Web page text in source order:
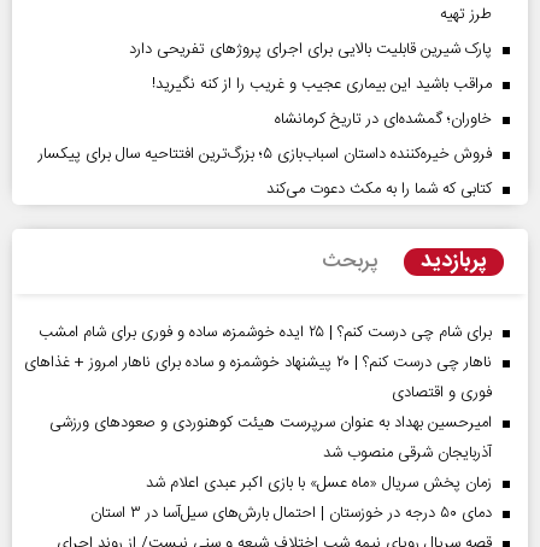
طرز تهیه
پارک شیرین قابلیت‌ بالایی برای اجرای پروژهای تفریحی دارد
مراقب باشید این بیماری عجیب و غریب را از کنه نگیرید!
خاوران؛ گمشده‌ای در تاریخ کرمانشاه
فروش خیره‌کننده داستان اسباب‌بازی ۵؛ بزرگ‌ترین افتتاحیه سال برای پیکسار
کتابی که شما را به مکث دعوت می‌کند
پربازدید پربحث
برای شام چی درست کنم؟ | ۲۵ ایده خوشمزه، ساده و فوری برای شام امشب
ناهار چی درست کنم؟ | ۲۰ پیشنهاد خوشمزه و ساده برای ناهار امروز + غذاهای
فوری و اقتصادی
امیرحسین بهداد به عنوان سرپرست هیئت کوهنوردی و صعودهای ورزشی
آذربایجان شرقی منصوب شد
زمان پخش سریال «ماه عسل» با بازی اکبر عبدی اعلام شد
دمای ۵۰ درجه در خوزستان | احتمال بارش‌های سیل‌آسا در ۳ استان